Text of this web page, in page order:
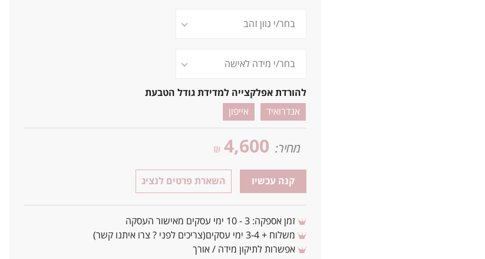
להורדת אפלקצייה למדידת גודל הטבעת
אנדרואיד
אייפון
מחיר: 4,600
₪
קנה עכשיו השארת פרטים לנציג
זמן אספקה: 3 - 10 ימי עסקים מאישור העסקה
משלוח + 3-4 ימי עסקים(צריכים לפני ? צרו איתנו קשר)
אפשרות לתיקון מידה / אורך